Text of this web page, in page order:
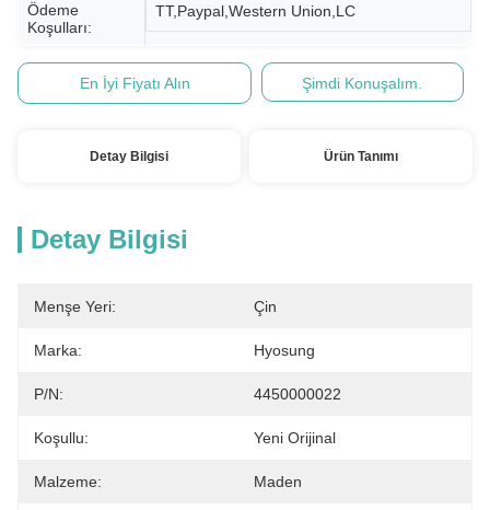
Ödeme
Koşulları:
TT,Paypal,Western Union,LC
En İyi Fiyatı Alın Şimdi Konuşalım.
Detay Bilgisi Ürün Tanımı
Detay Bilgisi
Menşe Yeri: Çin
Marka: Hyosung
P/N: 4450000022
Koşullu: Yeni Orijinal
Malzeme: Maden